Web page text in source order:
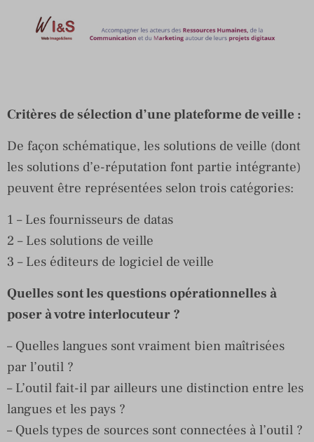
Critères de sélection d’une plateforme de veille :
De façon schématique, les solutions de veille (dont
les solutions d’e-réputation font partie intégrante)
peuvent être représentées selon trois catégories:
1 – Les fournisseurs de datas
2 – Les solutions de veille
3 – Les éditeurs de logiciel de veille
Quelles sont les questions opérationnelles à
poser à votre interlocuteur ?
– Quelles langues sont vraiment bien maîtrisées
par l’outil ?
– L’outil fait-il par ailleurs une distinction entre les
langues et les pays ?
– Quels types de sources sont connectées à l’outil ?